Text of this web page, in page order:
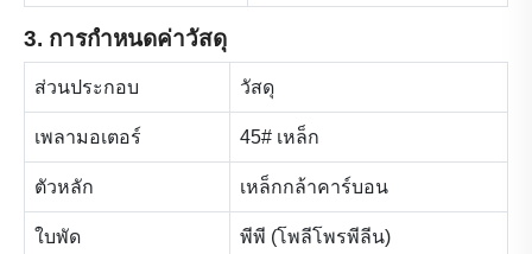
3. การกำหนดค่าวัสดุ
ส่วนประกอบ วัสดุ
เพลามอเตอร์ 45# เหล็ก
ตัวหลัก เหล็กกล้าคาร์บอน
ใบพัด พีพี (โพลีโพรพีลีน)